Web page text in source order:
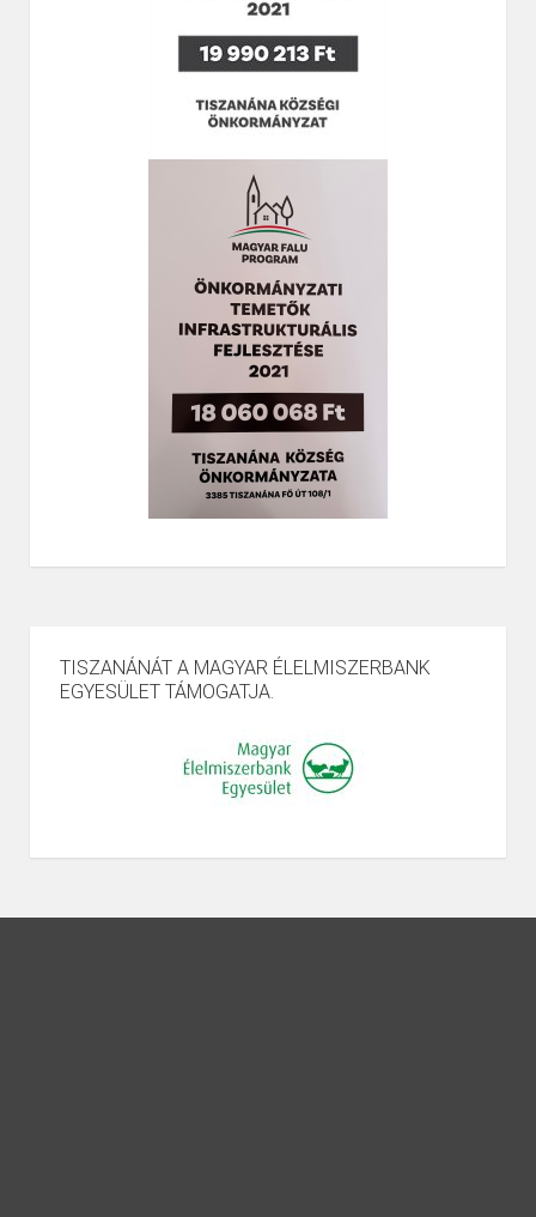
TISZANÁNÁT A MAGYAR ÉLELMISZERBANK
EGYESÜLET TÁMOGATJA.